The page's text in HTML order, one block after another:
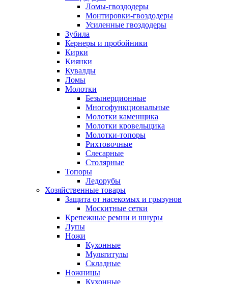
Ломы-гвоздодеры
Монтировки-гвоздодеры
Усиленные гвоздодеры
Зубила
Кернеры и пробойники
Кирки
Киянки
Кувалды
Ломы
Молотки
Безынерционные
Многофункциональные
Молотки каменщика
Молотки кровельщика
Молотки-топоры
Рихтовочные
Слесарные
Столярные
Топоры
Ледорубы
Хозяйственные товары
Защита от насекомых и грызунов
Москитные сетки
Крепежные ремни и шнуры
Лупы
Ножи
Кухонные
Мультитулы
Складные
Ножницы
Кухонные